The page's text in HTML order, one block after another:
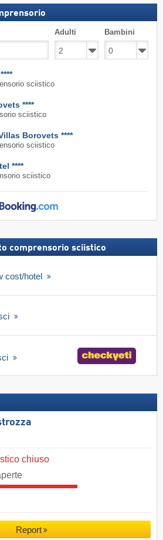
Adulti Bambini
sciistico
****
sciistico
Borovets ****
sciistico
****
sciistico
comprensorio sciistico
cost/hotel
chiuso
Report